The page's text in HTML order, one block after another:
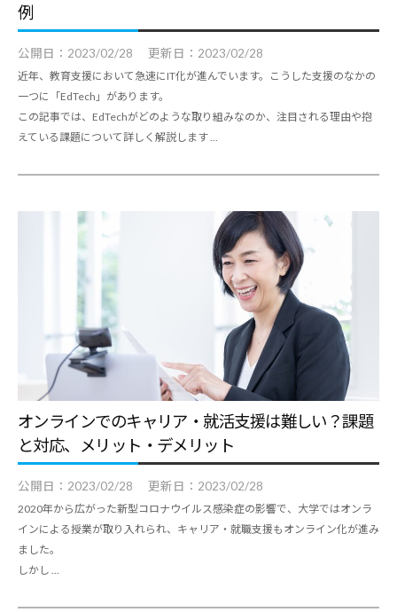
例
公開日： 2023/02/28 更新日： 2023/02/28
近年、教育支援において急速にIT化が進んでいます。こうした支援のなかの
一つに「EdTech」があります。
この記事では、EdTechがどのような取り組みなのか、注目される理由や抱
えている課題について詳しく解説します ...
オンラインでのキャリア・就活支援は難しい？課題
と対応、メリット・デメリット
公開日： 2023/02/28 更新日： 2023/02/28
2020年から広がった新型コロナウイルス感染症の影響で、大学ではオンラ
インによる授業が取り入れられ、キャリア・就職支援もオンライン化が進み
ました。
しかし ...